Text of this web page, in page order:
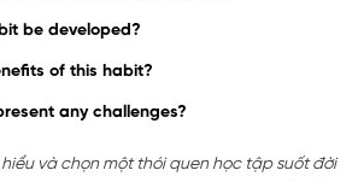
be developed?
of this habit?
any challenges?
hiểu và chọn một thói quen học tập suốt đời